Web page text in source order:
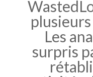
plusieurs
Les
surpris